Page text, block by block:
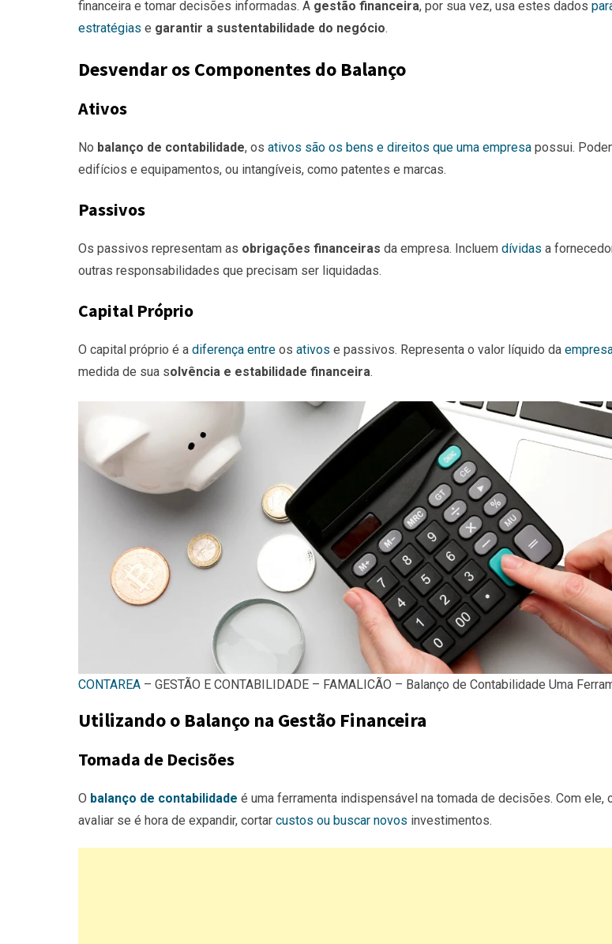
financeira e tomar decisões informadas. A gestão financeira, por sua vez, usa estes dados
estratégias e garantir a sustentabilidade do negócio.
Desvendar os Componentes do Balanço
Ativos
No balanço de contabilidade, os ativos são os bens e direitos que uma empresa possui.
edifícios e equipamentos, ou intangíveis, como patentes e marcas.
Passivos
Os passivos representam as obrigações financeiras da empresa. Incluem dívidas a
outras responsabilidades que precisam ser liquidadas.
Capital Próprio
O capital próprio é a diferença entre os ativos e passivos. Representa o valor líquido da
medida de sua solvência e estabilidade financeira.
CONTAREA – GESTÃO E CONTABILIDADE – FAMALICÃO – Balanço de Contabilidade Uma
Utilizando o Balanço na Gestão Financeira
Tomada de Decisões
O balanço de contabilidade é uma ferramenta indispensável na tomada de decisões. Com
avaliar se é hora de expandir, cortar custos ou buscar novos investimentos.